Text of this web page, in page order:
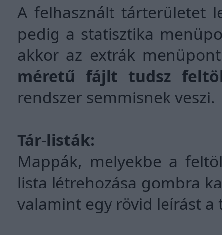
A felhasznált tárterületet
pedig a statisztika
akkor az extrák
méretű fájlt tudsz
rendszer semmisnek veszi.
Tár-listák:
Mappák, melyekbe a
lista létrehozása gombra
valamint egy rövid leírást